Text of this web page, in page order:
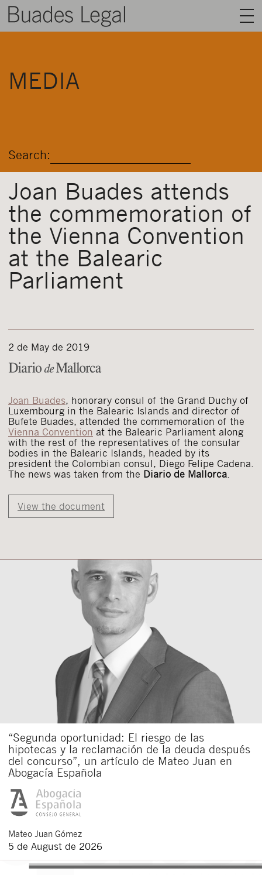
CONTACT
ENGLISH
MEDIA
Search:
Joan Buades attends
the commemoration of
the Vienna Convention
at the Balearic
Parliament
2 de May de 2019
Joan Buades, honorary consul of the Grand Duchy of
Luxembourg in the Balearic Islands and director of
Bufete Buades, attended the commemoration of the
Vienna Convention at the Balearic Parliament along
with the rest of the representatives of the consular
bodies in the Balearic Islands, headed by its
president the Colombian consul, Diego Felipe Cadena.
The news was taken from the Diario de Mallorca
View the document
“Segunda oportunidad: El riesgo de las
hipotecas y la reclamación de la deuda después
del concurso”, un artículo de Mateo Juan en
Abogacía Española
Mateo Juan Gómez
5 de August de 2026